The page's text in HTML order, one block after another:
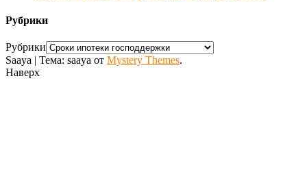
Рубрики
Рубрики
Saaya | Тема: saaya от Mystery Themes.
Наверх